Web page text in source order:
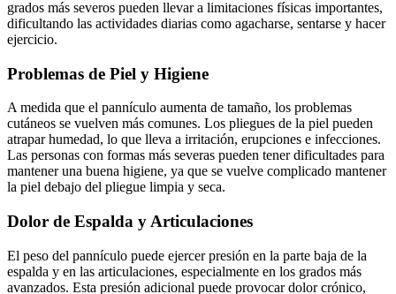
grados más severos pueden llevar a limitaciones físicas importantes,
dificultando las actividades diarias como agacharse, sentarse y hacer
ejercicio.
Problemas de Piel y Higiene
A medida que el pannículo aumenta de tamaño, los problemas
cutáneos se vuelven más comunes. Los pliegues de la piel pueden
atrapar humedad, lo que lleva a irritación, erupciones e infecciones.
Las personas con formas más severas pueden tener dificultades para
mantener una buena higiene, ya que se vuelve complicado mantener
la piel debajo del pliegue limpia y seca.
Dolor de Espalda y Articulaciones
El peso del pannículo puede ejercer presión en la parte baja de la
espalda y en las articulaciones, especialmente en los grados más
avanzados. Esta presión adicional puede provocar dolor crónico,